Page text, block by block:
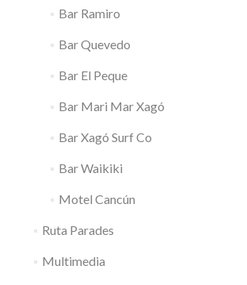
Bar Ramiro
Bar Quevedo
Bar El Peque
Bar Mari Mar Xagó
Bar Xagó Surf Co
Bar Waikiki
Motel Cancún
Ruta Parades
Multimedia